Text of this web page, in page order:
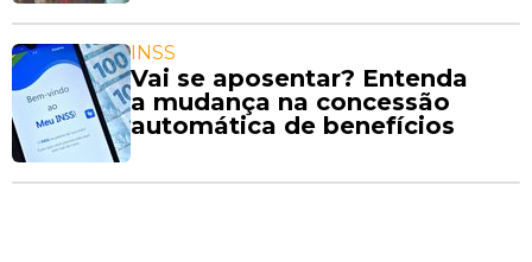
INSS
Vai se aposentar? Entenda
a mudança na concessão
automática de benefícios